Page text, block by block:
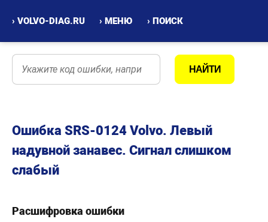
› VOLVO-DIAG.RU › МЕНЮ › ПОИСК
Ошибка SRS-0124 Volvo. Левый
надувной занавес. Сигнал слишком
слабый
Расшифровка ошибки